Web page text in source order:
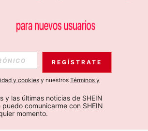
Y NOTICIAS DE SHEIN
Suscribir
REGÍSTRATE
y cookiesy nuestros Términos y
y las últimas noticias de SHEIN
comunicarme con SHEIN
momento.